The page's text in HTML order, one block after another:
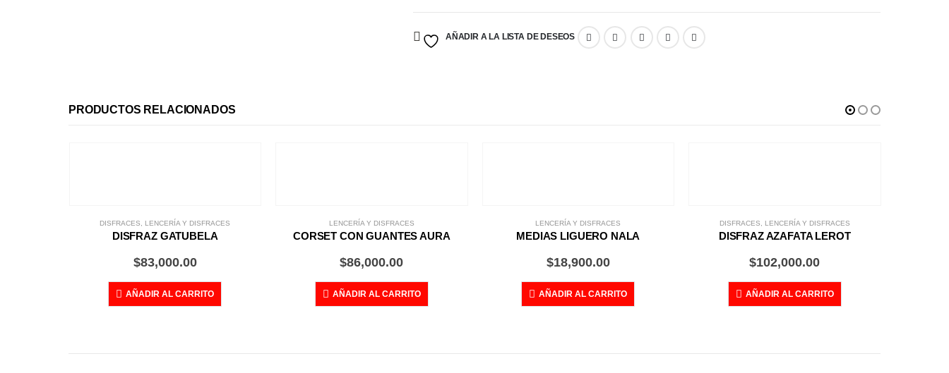
AÑADIR A LA LISTA DE DESEOS
PRODUCTOS RELACIONADOS
DISFRACES LENCERÍA Y DISFRACES
DISFRAZ GATUBELA
$83,000.00
AÑADIR AL CARRITO
LENCERÍA Y DISFRACES
CORSET CON GUANTES AURA
$86,000.00
AÑADIR AL CARRITO
LENCERÍA Y DISFRACES
MEDIAS LIGUERO NALA
$18,900.00
AÑADIR AL CARRITO
DISFRACES LENCERÍA Y DISFRACES
DISFRAZ AZAFATA LEROT
$102,000.00
AÑADIR AL CARRITO